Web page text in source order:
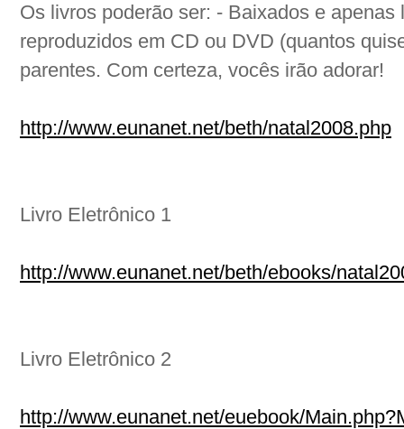
Os livros poderão ser: - Baixados e
reproduzidos em CD ou DVD (quantos
parentes. Com certeza, vocês irão adorar!
http://www.eunanet.net/beth/natal2008.php
Livro Eletrônico 1
http://www.eunanet.net/beth/ebooks/
Livro Eletrônico 2
http://www.eunanet.net/euebook/